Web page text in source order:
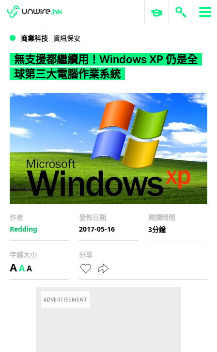
WWDC 2026 ERP 與商業 AI
商業科技 資訊保安
無支援都繼續用！Windows XP 仍是全
球第三大電腦作業系統
作者
Redding
發佈日期
2017-05-16
閱讀時間
3分鐘
字體大小
AAA
分享
ADVERTISEMENT